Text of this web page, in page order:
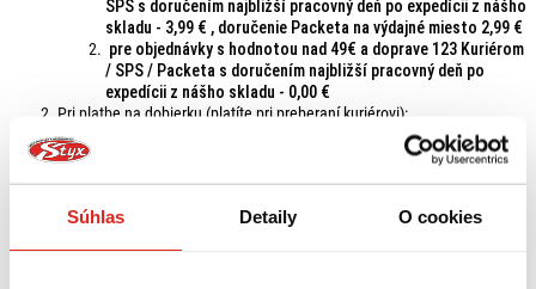
Súhlas Detaily O cookies
SPS s doručením najbližší pracovný deň po expedícii z nášho
skladu - 3,99 € , doručenie Packeta na výdajné miesto 2,99 €
pre objednávky s hodnotou nad 49€ a doprave 123 Kuriérom
/ SPS / Packeta s doručením najbližší pracovný deň po
expedícii z nášho skladu - 0,00 €
Pri platbe na dobierku (platíte pri preberaní kuriérovi):
pre objednávky s hodnotou do 49€ a doprave 123 Kuriérom /
miesto 2,99 € + 1€ dobierka